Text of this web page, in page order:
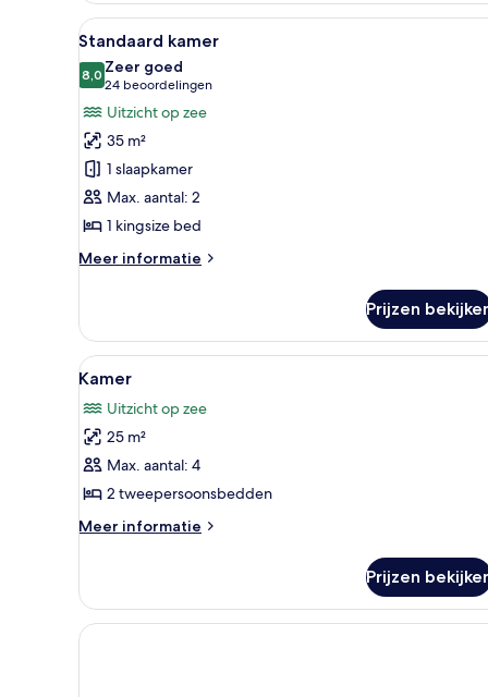
Alle
foto's
voor
Standaard
kamer
laden
Een hotelkamer met een
11
Standaard kamer
8,08,0 van 10
Zeer goed
24 beoordelingen
(24
beoordelingen)
Uitzicht op zee
35 m²
1 slaapkamer
Max. aantal: 2
1 kingsize bed
Meer informatie
Meer
kamer
Prijzen
Alle
foto's
voor
Kamer
laden
Individueel gedecoreerd,
8
Kamer
Uitzicht op zee
25 m²
Max. aantal: 4
2 tweepersoonsbedden
Meer informatie
Meer
Prijzen